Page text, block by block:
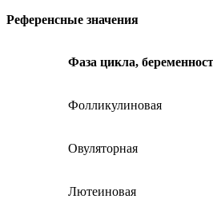
Референсные значения
Фаза цикла,
Фолликулиновая
Овуляторная
Лютеиновая